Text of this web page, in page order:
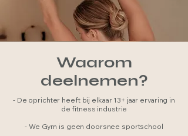
Waarom
deelnemen?
- De oprichter heeft bij elkaar 13+ jaar ervaring in
de fitness industrie​
- We Gym is geen doorsnee sportschool